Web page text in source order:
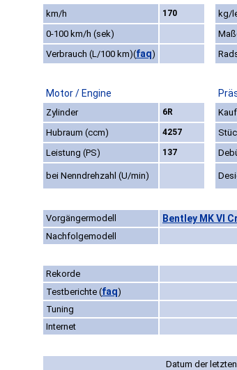
km/h 170
kg/
0-100 km/h (sek)
Verbrauch (L/100 km)(faq)
Motor / Engine
Zylinder 6R
Hubraum (ccm) 4257
Leistung (PS) 137
bei Nenndrehzahl (U/min)
Vorgängermodell Bentley MK VI
Nachfolgemodell
Rekorde
Testberichte (faq)
Tuning
Internet
Datum der